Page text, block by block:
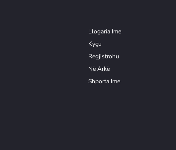
Llogaria Ime
Kyçu
Regjistrohu
Në Arkë
Shporta Ime